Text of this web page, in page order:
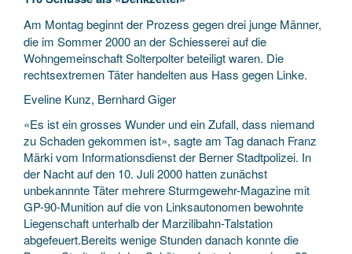
Am Montag beginnt der Prozess gegen drei junge Männer,
die im Sommer 2000 an der Schiesserei auf die
Wohngemeinschaft Solterpolter beteiligt waren. Die
rechtsextremen Täter handelten aus Hass gegen Linke.
Eveline Kunz, Bernhard Giger
«Es ist ein grosses Wunder und ein Zufall, dass niemand
zu Schaden gekommen ist», sagte am Tag danach Franz
Märki vom Informationsdienst der Berner Stadtpolizei. In
der Nacht auf den 10. Juli 2000 hatten zunächst
unbekannnte Täter mehrere Sturmgewehr-Magazine mit
GP-90-Munition auf die von Linksautonomen bewohnte
Liegenschaft unterhalb der Marzilibahn-Talstation
abgefeuert.Bereits wenige Stunden danach konnte die